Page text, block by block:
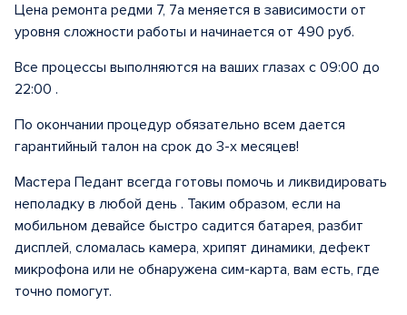
Цена ремонта редми 7, 7а меняется в зависимости от
уровня сложности работы и начинается от 490 руб.
Все процессы выполняются на ваших глазах с 09:00 до
22:00 .
По окончании процедур обязательно всем дается
гарантийный талон на срок до 3-х месяцев!
Мастера Педант всегда готовы помочь и ликвидировать
неполадку в любой день . Таким образом, если на
мобильном девайсе быстро садится батарея, разбит
дисплей, сломалась камера, хрипят динамики, дефект
микрофона или не обнаружена сим-карта, вам есть, где
точно помогут.